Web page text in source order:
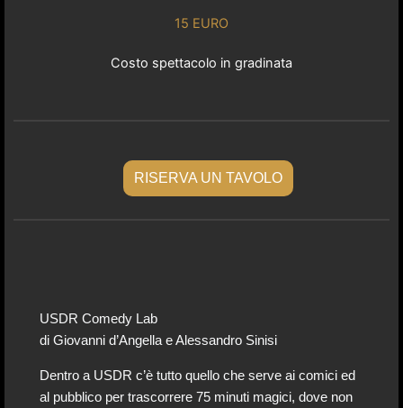
15 EURO
Costo spettacolo in gradinata
RISERVA UN TAVOLO
USDR Comedy Lab
di Giovanni d’Angella e Alessandro Sinisi
Dentro a USDR c’è tutto quello che serve ai comici ed
al pubblico per trascorrere 75 minuti magici, dove non